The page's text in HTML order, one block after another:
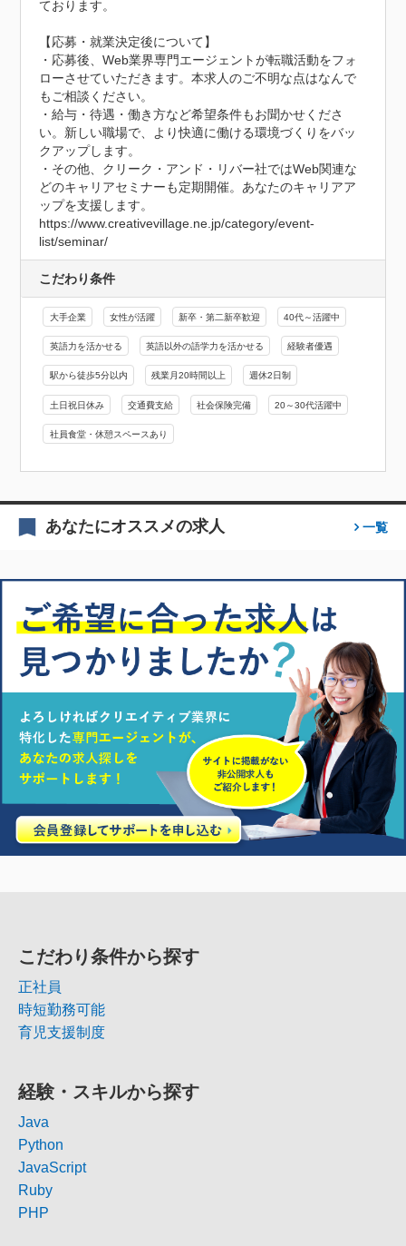
ております。
【応募・就業決定後について】
・応募後、Web業界専門エージェントが転職活動をフォ
ローさせていただきます。本求人のご不明な点はなんで
もご相談ください。
・給与・待遇・働き方など希望条件もお聞かせくださ
い。新しい職場で、より快適に働ける環境づくりをバッ
クアップします。
・その他、クリーク・アンド・リバー社ではWeb関連な
どのキャリアセミナーも定期開催。あなたのキャリアア
ップを支援します。
https://www.creativevillage.ne.jp/category/event-
list/seminar/
こだわり条件
大手企業 女性が活躍 新卒・第二新卒歓迎 40代～活躍中
英語力を活かせる 英語以外の語学力を活かせる 経験者優遇
駅から徒歩5分以内 残業月20時間以上 週休2日制
土日祝日休み 交通費支給 社会保険完備 20～30代活躍中
社員食堂・休憩スペースあり
あなたにオススメの求人 一覧
こだわり条件から探す
正社員
時短勤務可能
育児支援制度
経験・スキルから探す
Java
Python
JavaScript
Ruby
PHP